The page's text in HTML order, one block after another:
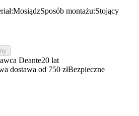
:MosiądzSposób montażu:Stojący
Deante20 lat
dostawa od 750 złBezpieczne